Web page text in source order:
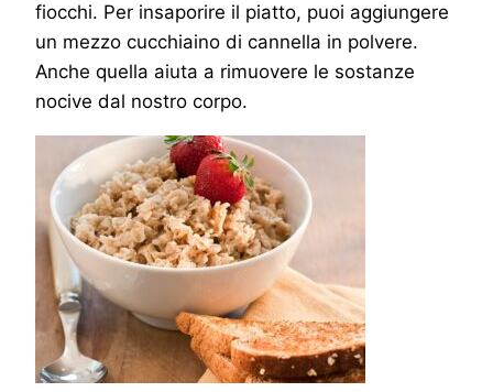
fiocchi. Per insaporire il piatto, puoi aggiungere
un mezzo cucchiaino di cannella in polvere.
Anche quella aiuta a rimuovere le sostanze
nocive dal nostro corpo.